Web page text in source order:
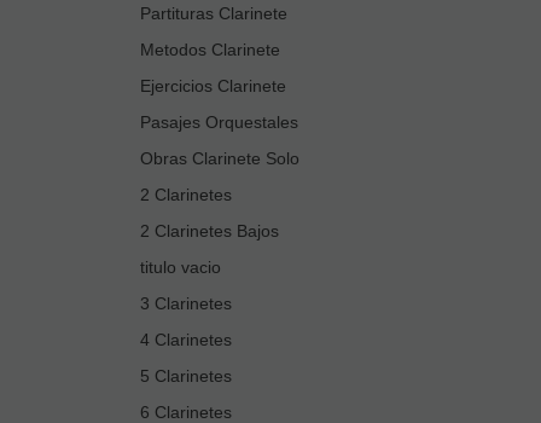
Partituras Clarinete
Metodos Clarinete
Ejercicios Clarinete
Pasajes Orquestales
Obras Clarinete Solo
2 Clarinetes
2 Clarinetes Bajos
titulo vacio
3 Clarinetes
4 Clarinetes
5 Clarinetes
6 Clarinetes